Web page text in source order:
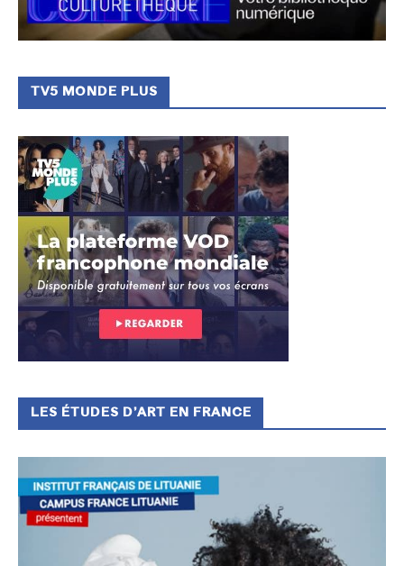
TV5 MONDE PLUS
LES ÉTUDES D’ART EN FRANCE